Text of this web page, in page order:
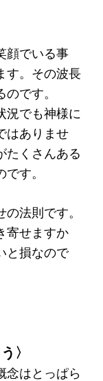
顔でいる事
す。その波長
です。
況でも神様に
はありませ
たくさんある
す。
法則です。
寄せますか
と損なので
〉
念はとっぱら